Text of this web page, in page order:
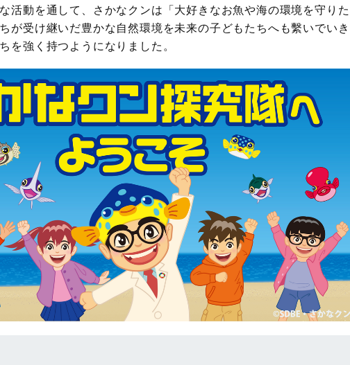
活動を通して、さかなクンは「大好きなお魚や海の環境を守りた
が受け継いだ豊かな自然環境を未来の子どもたちへも繫いでいき
を強く持つようになりました。